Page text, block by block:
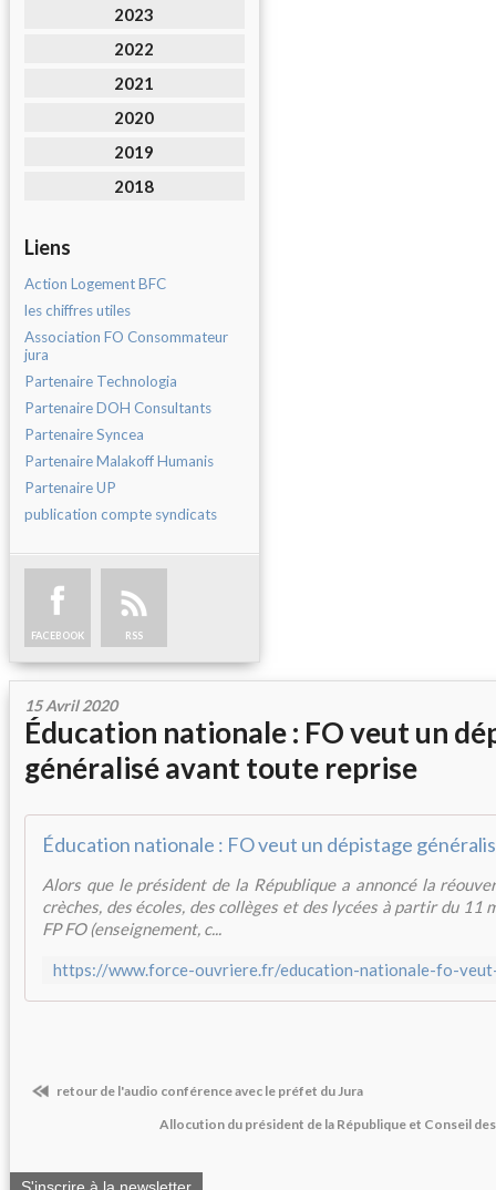
2023
2022
2021
2020
2019
2018
Liens
Action Logement BFC
les chiffres utiles
Association FO Consommateur
jura
Partenaire Technologia
Partenaire DOH Consultants
Partenaire Syncea
Partenaire Malakoff Humanis
Partenaire UP
publication compte syndicats
FACEBOOK RSS
15 Avril 2020
Éducation nationale : FO veut un
généralisé avant toute reprise
Alors que le président de la République a annoncé la
crèches, des écoles, des collèges et des lycées à partir du 11
FP FO (enseignement, c...
retour de l'audio conférence avec le préfet du Jura
Allocution du président de la République et Conseil